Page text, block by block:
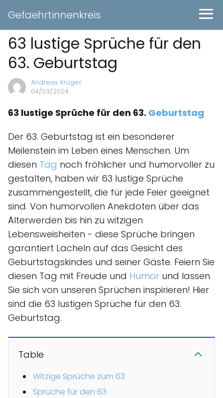
Gefaehrtinnenkreis
63 lustige Sprüche für den
63. Geburtstag
Andreas Krüger
04/03/2024
63 lustige Sprüche für den 63. Geburtstag
Der 63. Geburtstag ist ein besonderer
Meilenstein im Leben eines Menschen. Um
diesen Tag noch fröhlicher und humorvoller zu
gestalten, haben wir 63 lustige Sprüche
zusammengestellt, die für jede Feier geeignet
sind. Von humorvollen Anekdoten über das
Älterwerden bis hin zu witzigen
Lebensweisheiten - diese Sprüche bringen
garantiert Lächeln auf das Gesicht des
Geburtstagskindes und seiner Gäste. Feiern Sie
diesen Tag mit Freude und Humor und lassen
Sie sich von unseren Sprüchen inspirieren! Hier
sind die 63 lustigen Sprüche für den 63.
Geburtstag.
Table
Witzige Sprüche zum 63
Sprüche für den 63